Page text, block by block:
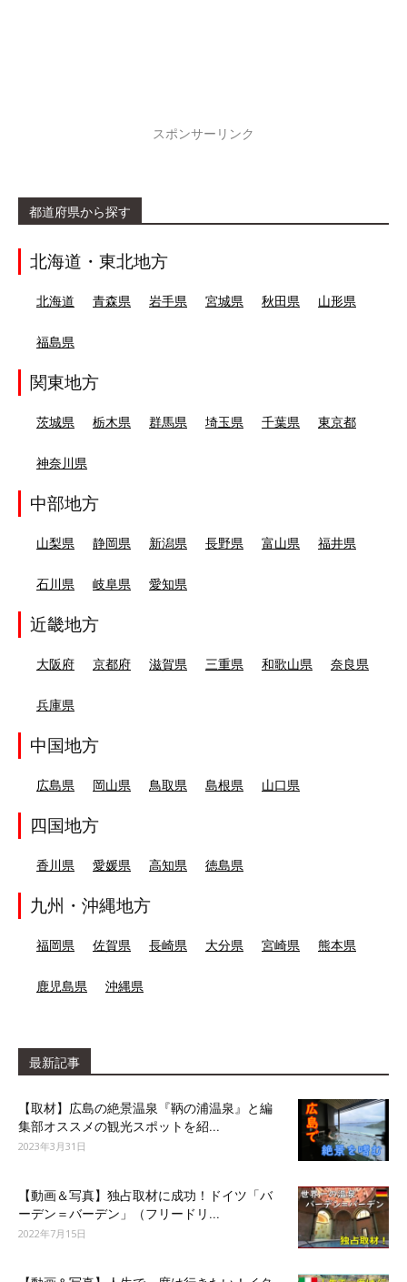
スポンサーリンク
都道府県から探す
北海道・東北地方
北海道 青森県 岩手県 宮城県 秋田県 山形県
福島県
関東地方
茨城県 栃木県 群馬県 埼玉県 千葉県 東京都
神奈川県
中部地方
山梨県 静岡県 新潟県 長野県 富山県 福井県
石川県 岐阜県 愛知県
近畿地方
大阪府 京都府 滋賀県 三重県 和歌山県 奈良県
兵庫県
中国地方
広島県 岡山県 鳥取県 島根県 山口県
四国地方
香川県 愛媛県 高知県 徳島県
九州・沖縄地方
福岡県 佐賀県 長崎県 大分県 宮崎県 熊本県
鹿児島県 沖縄県
最新記事
【取材】広島の絶景温泉『鞆の浦温泉』と編
集部オススメの観光スポットを紹...
2023年3月31日
【動画＆写真】独占取材に成功！ドイツ「バ
ーデン＝バーデン」（フリードリ...
2022年7月15日